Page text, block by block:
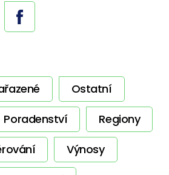
Ostatní
Poradenství
Regiony
Výnosy